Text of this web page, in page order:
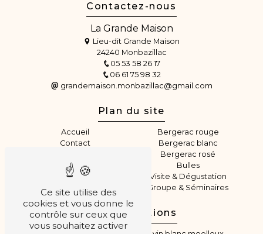
Contactez-nous
La Grande Maison
Lieu-dit Grande Maison
24240 Monbazillac
05 53 58 26 17
06 61 75 98 32
grandemaison.monbazillac@gmail.com
Plan du site
Accueil
Contact
Le vignoble
Nos vins
Monbazillac
Bergerac rouge
Bergerac blanc
Bergerac rosé
Bulles
Visite & Dégustation
Groupe & Séminaires
Nos prestations
Ce site utilise des
cookies et vous donne le
contrôle sur ceux que
vous souhaitez activer